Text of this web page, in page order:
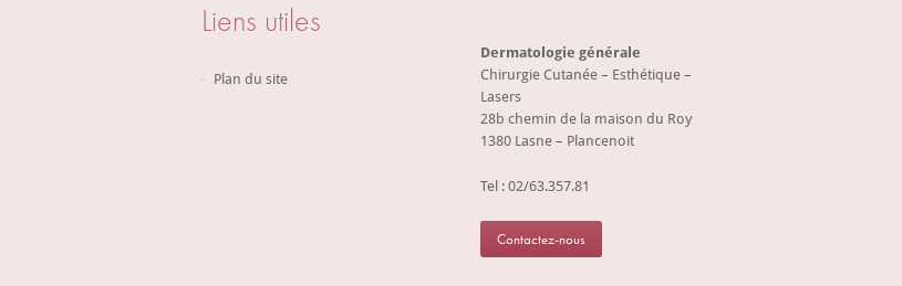
Liens utiles
Plan du site
Dermatologie générale
Chirurgie Cutanée – Esthétique –
Lasers
28b chemin de la maison du Roy
1380 Lasne – Plancenoit
Tel : 02/63.357.81
Contactez-nous